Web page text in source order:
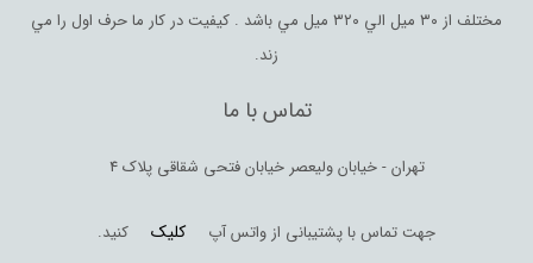
مختلف از ٣٠ ميل الي ٣٢٠ ميل مي باشد . كيفيت در كار ما حرف اول را مي
زند.
تماس با ما
تهران - خیابان ولیعصر خیابان فتحی شقاقی پلاک 4
جهت تماس با پشتیبانی از واتس آپ کلیک کنید.